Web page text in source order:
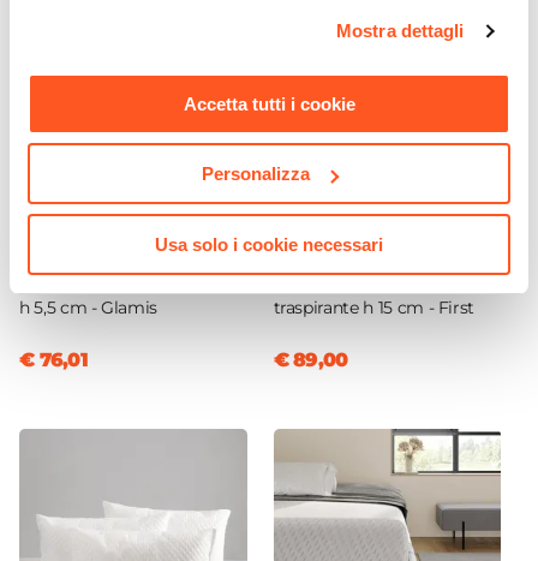
momento. Per maggiori informazioni si invita a leggere la
Mostra dettagli
Accetta tutti i cookie
Personalizza
Usa solo i cookie necessari
CODICE:GMS-T29
Topper per materasso una
h 5,5 cm - Glamis
€ 76,01
CODICE:FRT-M29
Materasso una piazza e
traspirante h 15 cm - First
€ 89,00